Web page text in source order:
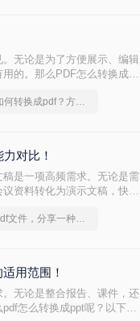
无论是为了方便展示、编辑
的。那么PDF怎么转换成
ppt文档如何转换成pdf？方法详细解析
对比！
是一项高频需求。无论是需
资料转化为演示文稿，快速
ppt转的pdf文件，分享一种简单的方法
用范围！
无论是整合报告、课件，还
怎么转换成ppt呢？以下是